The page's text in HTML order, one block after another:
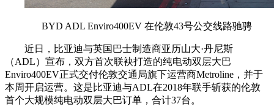
BYD ADL Enviro400EV 在伦敦43号公交线路驰骋
近日，比亚迪与英国巴士制造商亚历山大·丹尼斯
（ADL）宣布，双方首次联袂打造的纯电动双层大巴
Enviro400EV正式交付伦敦交通局旗下运营商Metroline，并于
本周开启运营。这是比亚迪与ADL在2018年联手斩获的伦敦
首个大规模纯电动双层大巴订单，合计37台。